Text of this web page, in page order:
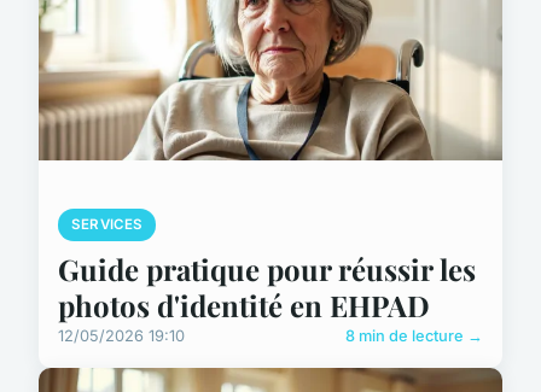
SERVICES
Guide pratique pour réussir les
photos d'identité en EHPAD
12/05/2026 19:10 8 min de lecture →